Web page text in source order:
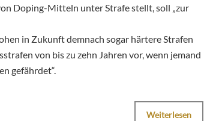
Doping-Mitteln unter Strafe stellt, soll „zur
in Zukunft demnach sogar härtere Strafen
von bis zu zehn Jahren vor, wenn jemand
gefährdet“.
Weiterlesen